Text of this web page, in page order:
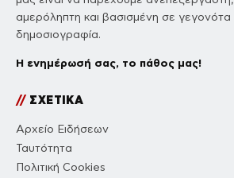
αμερόληπτη και βασισμένη σε γεγονότα
δημοσιογραφία.
Η ενημέρωσή σας, το πάθος μας!
//ΣΧΕΤΙΚΑ
Αρχείο Ειδήσεων
Ταυτότητα
Πολιτική Cookies